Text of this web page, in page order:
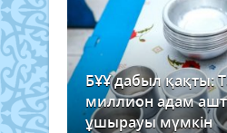
БҰҰ дабыл қақты:
миллион адам
ұшырауы мүмкін